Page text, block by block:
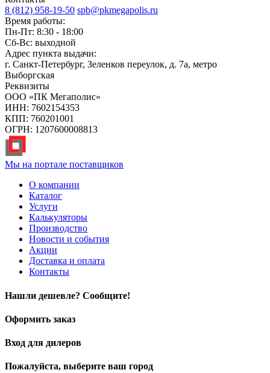
8 (812) 958-19-50 spb@pkmegapolis.ru
Время работы:
Пн-Пт: 8:30 - 18:00
Сб-Вс: выходной
Адрес пункта выдачи:
г. Санкт-Петербург, Зеленков переулок, д. 7а, метро
Выборгская
Реквизиты
ООО «ПК Мегаполис»
ИНН: 7602154353
КПП: 760201001
ОГРН: 1207600008813
Мы на портале поставщиков
О компании
Каталог
Услуги
Калькуляторы
Производство
Новости и события
Акции
Доставка и оплата
Контакты
Нашли дешевле? Сообщите!
Оформить заказ
Вход для дилеров
Пожалуйста, выберите ваш город